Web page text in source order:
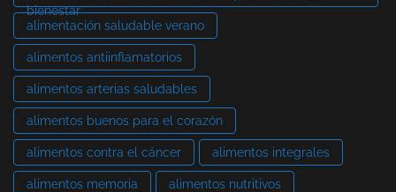
bienestar
alimentación saludable verano
alimentos antiinflamatorios
alimentos arterias saludables
alimentos buenos para el corazón
alimentos contra el cáncer alimentos integrales
alimentos memoria alimentos nutritivos